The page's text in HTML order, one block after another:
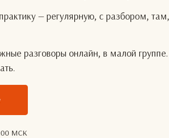
— регулярную, с разбором,
разговоры онлайн, в малой
МСК